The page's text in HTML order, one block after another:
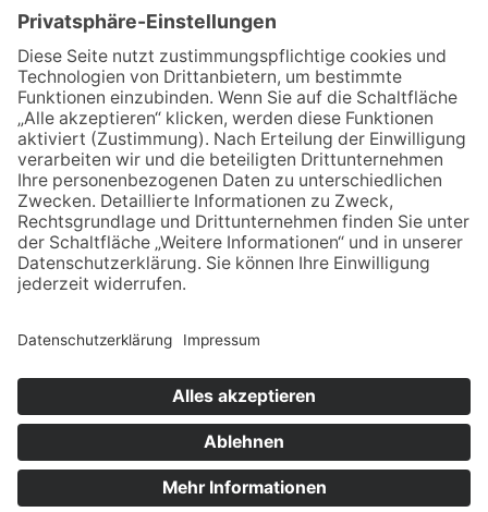
mit DVD
A1-131
Ibbenbürener Vereinsdruckerei
9,50€
Ein Meter
© Stadtmuseum Ibbenbüren –Impressum–
Datenschutz